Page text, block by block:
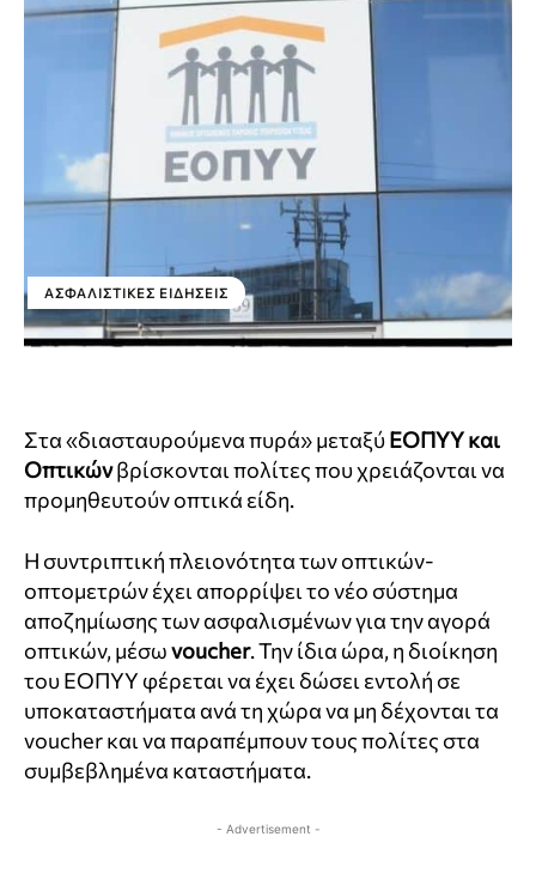
ΑΣΦΑΛΙΣΤΙΚΕΣ ΕΙΔΗΣΕΙΣ
Στα «διασταυρούμενα πυρά» μεταξύΕΟΠΥΥ και
Οπτικώνβρίσκονται πολίτες που χρειάζονται να
προμηθευτούν οπτικά είδη.
Η συντριπτική πλειονότητα των οπτικών-
οπτομετρών έχει απορρίψει το νέο σύστημα
αποζημίωσης των ασφαλισμένων για την αγορά
οπτικών, μέσωvoucher. Την ίδια ώρα, η διοίκηση
του ΕΟΠΥΥ φέρεται να έχει δώσει εντολή σε
υποκαταστήματα ανά τη χώρα να μη δέχονται τα
voucher και να παραπέμπουν τους πολίτες στα
συμβεβλημένα καταστήματα.
- Advertisement -